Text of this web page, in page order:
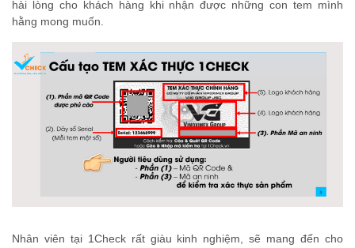
hài lòng cho khách hàng khi nhận được những con tem mình
hằng mong muốn.
Nhân viên tại 1Check rất giàu kinh nghiệm, sẽ mang đến cho